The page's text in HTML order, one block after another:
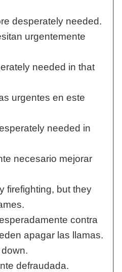
desperately needed.
urgentemente
needed in that
urgentes en este
needed in
necesario mejorar
firefighting, but they
contra
apagar las llamas.
defraudada.